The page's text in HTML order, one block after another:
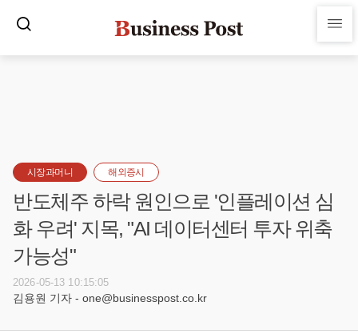
시장과머니 해외증시
반도체주 하락 원인으로 '인플레이션 심
화 우려' 지목, "AI 데이터센터 투자 위축
가능성"
2026-05-13 10:15:05
김용원 기자 - one@businesspost.co.kr